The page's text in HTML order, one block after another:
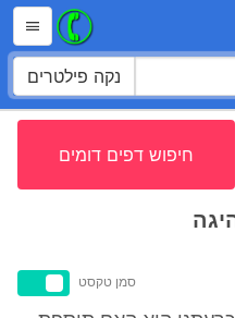
נקה פילטרים
חיפוש דפים דומים
סמן טקסט